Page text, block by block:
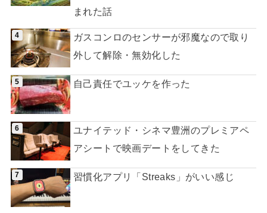
まれた話
ガスコンロのセンサーが邪魔なので取り
外して解除・無効化した
自己責任でユッケを作った
ユナイテッド・シネマ豊洲のプレミアペ
アシートで映画デートをしてきた
習慣化アプリ「Streaks」がいい感じ